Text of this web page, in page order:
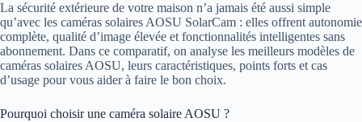
La sécurité extérieure de votre maison n’a jamais été aussi simple
qu’avec les caméras solaires AOSU SolarCam : elles offrent autonomie
complète, qualité d’image élevée et fonctionnalités intelligentes sans
abonnement. Dans ce comparatif, on analyse les meilleurs modèles de
caméras solaires AOSU, leurs caractéristiques, points forts et cas
d’usage pour vous aider à faire le bon choix.
Pourquoi choisir une caméra solaire AOSU ?